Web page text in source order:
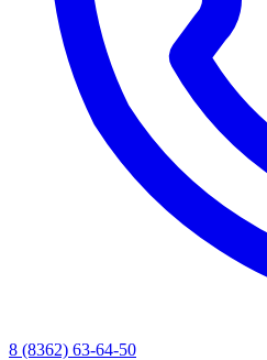
8 (8362) 63-64-50